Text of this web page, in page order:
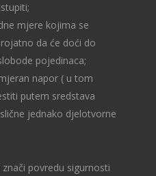
mjere kojima se
da će doći do
pojedinaca;
napor ( u tom
putem sredstava
jednako djelotvorne
povredu sigurnosti